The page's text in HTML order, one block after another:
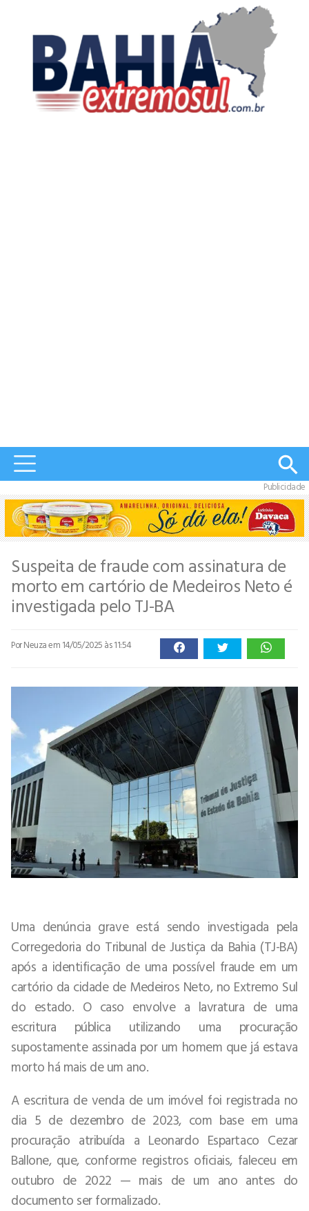
Publicidade
Suspeita de fraude com assinatura de
morto em cartório de Medeiros Neto é
investigada pelo TJ-BA
Por Neuzaem 14/05/2025 às 11:54
Uma denúncia grave está sendo investigada pela
Corregedoria do Tribunal de Justiça da Bahia (TJ-BA)
após a identificação de uma possível fraude em um
cartório da cidade de Medeiros Neto, no Extremo Sul
do estado. O caso envolve a lavratura de uma
escritura pública utilizando uma procuração
supostamente assinada por um homem que já estava
morto há mais de um ano.
A escritura de venda de um imóvel foi registrada no
dia 5 de dezembro de 2023, com base em uma
procuração atribuída a Leonardo Espartaco Cezar
Ballone, que, conforme registros oficiais, faleceu em
outubro de 2022 — mais de um ano antes do
documento ser formalizado.